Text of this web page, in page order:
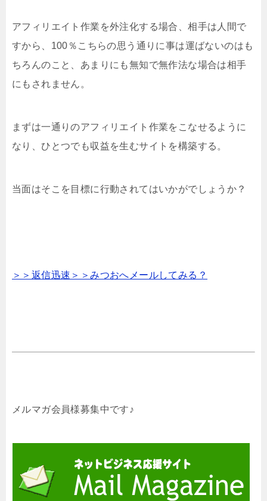
アフィリエイト作業を外注化する場合、相手は人間で
すから、100％こちらの思う通りに事は運ばないのはも
ちろんのこと、あまりにも無知で無作法な場合は相手
にもされません。
まずは一通りのアフィリエイト作業をこなせるように
なり、ひとつでも収益を生むサイトを構築する。
当面はそこを目標に行動されてはいかがでしょうか？
＞＞返信迅速＞＞みつおへメールしてみる？
メルマガ会員様募集中です♪